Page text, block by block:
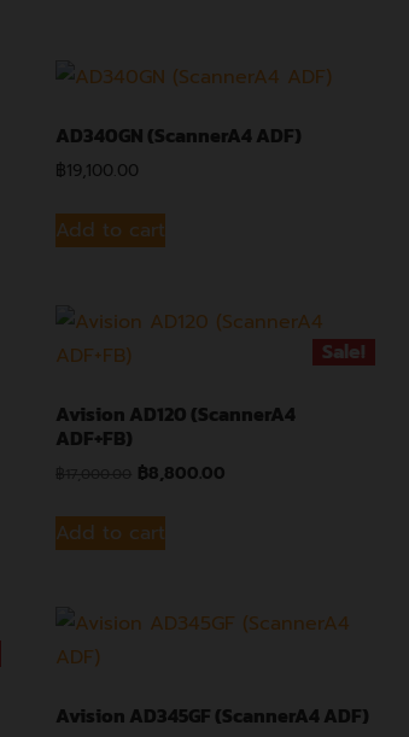
AD340GN (ScannerA4 ADF)
฿19,100.00
Add to cart
Sale!
Avision AD120 (ScannerA4
ADF+FB)
฿8,800.00
Add to cart
Avision AD345GF (ScannerA4 ADF)